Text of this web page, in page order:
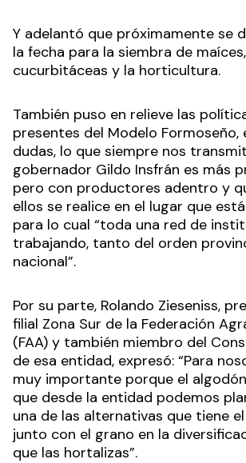
Y adelantó que próximamente se
la fecha para la siembra de
cucurbitáceas y la horticultura.
También puso en relieve las
presentes del Modelo Formoseño,
dudas, lo que siempre nos
gobernador Gildo Insfrán es más
pero con productores adentro y
ellos se realice en el lugar que
para lo cual “toda una red de
trabajando, tanto del orden
nacional”.
Por su parte, Rolando Zieseniss,
filial Zona Sur de la Federación
(FAA) y también miembro del
de esa entidad, expresó: “Para
muy importante porque el
que desde la entidad podemos
una de las alternativas que tiene
junto con el grano en la
que las hortalizas”.